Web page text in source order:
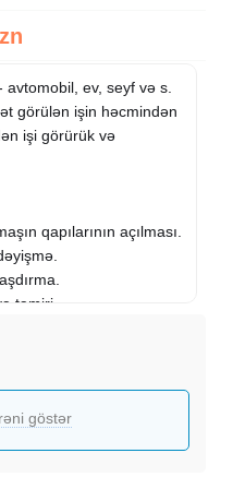
avtomobil, ev, seyf və s.
görülən işin həcmindən
işi görürük və
qapılarının açılması.
təmiri.
zamokların
açılmaması
Qapılara və
təmin edirik. Kilidlərin
həyata keçirilir.
və pulunuza
göstər